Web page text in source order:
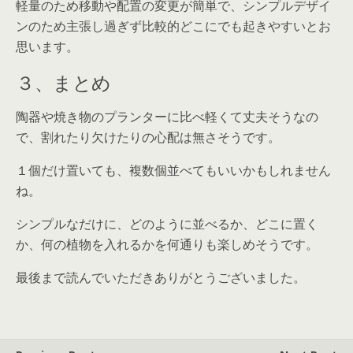
軽量のため移動や配置の変更が簡単で、シンプルデザイ
ンのため主張し過ぎず比較的どこにでも起きやすいとお
思います。
３、まとめ
陶器や焼き物のプランターに比べ軽くて丈夫そう なの
で、割れたり欠けたりの心配は無さそうです。
１個だけ置いても、複数個並べてもいいかもしれません
ね。
シンプルなだけに、どのように並べるか、どこに置く
か、何の植物を入れるかを何通りも楽しめそうです。
最後まで読んでいただきありがとうございました。